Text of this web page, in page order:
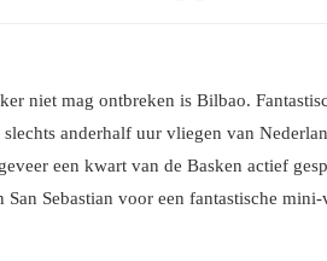
niet mag ontbreken is Bilbao.
anderhalf uur vliegen van
een kwart van de Basken actief
Sebastian voor een fantastische